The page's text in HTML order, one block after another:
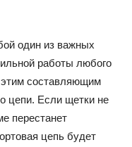
один из важных
работы любого
этим составляющим
цепи. Если щетки не
перестанет
цепь будет